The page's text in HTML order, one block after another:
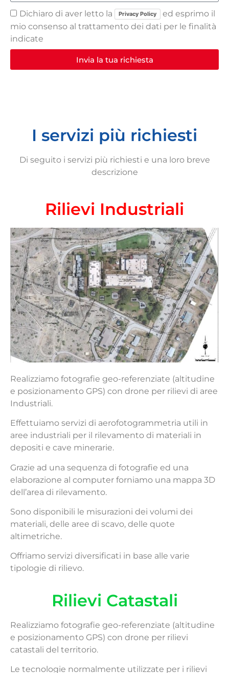
Dichiaro di aver letto la Privacy Policy
ed esprimo il
mio consenso al trattamento dei dati per le finalità
indicate
Invia la tua richiesta
I servizi più richiesti
Di seguito i servizi più richiesti e una loro breve
descrizione
Rilievi Industriali
Realizziamo fotografie geo-referenziate (altitudine
e posizionamento GPS) con drone per rilievi di aree
Industriali.
Effettuiamo servizi di aerofotogrammetria utili in
aree industriali per il rilevamento di materiali in
depositi e cave minerarie.
Grazie ad una sequenza di fotografie ed una
elaborazione al computer forniamo una mappa 3D
dell’area di rilevamento.
Sono disponibili le misurazioni dei volumi dei
materiali, delle aree di scavo, delle quote
altimetriche.
Offriamo servizi diversificati in base alle varie
tipologie di rilievo.
Rilievi Catastali
Realizziamo fotografie geo-referenziate (altitudine
e posizionamento GPS) con drone per rilievi
catastali del territorio.
Le tecnologie normalmente utilizzate per i rilievi